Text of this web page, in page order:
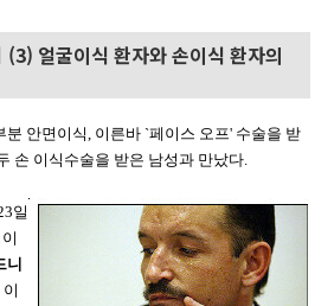
(3) 얼굴이식 환자와 손이식 환자의
분 안면이식, 이른바 `페이스 오프' 수술을 받
손 이식수술을 받은 남성과 만났다.
일
니